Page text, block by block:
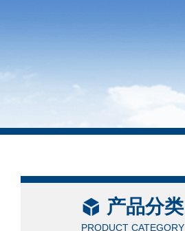
产品分类
PRODUCT CATEGORY